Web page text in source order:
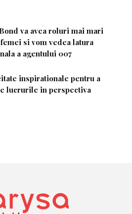
va avea roluri mai mari
si vom vedea latura
a agentului 007
inspirationale pentru a
lucrurile in perspectiva